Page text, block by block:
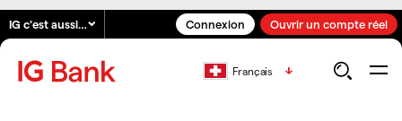
IG c'est aussi… Connexion Ouvrir un compte réel
Français